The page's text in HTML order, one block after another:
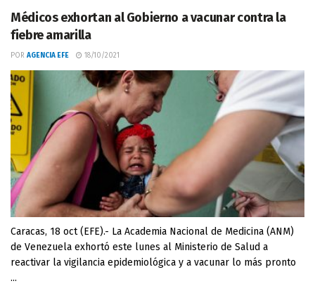
Médicos exhortan al Gobierno a vacunar contra la
fiebre amarilla
POR AGENCIA EFE 18/10/2021
Caracas, 18 oct (EFE).- La Academia Nacional de Medicina (ANM)
de Venezuela exhortó este lunes al Ministerio de Salud a
reactivar la vigilancia epidemiológica y a vacunar lo más pronto
...